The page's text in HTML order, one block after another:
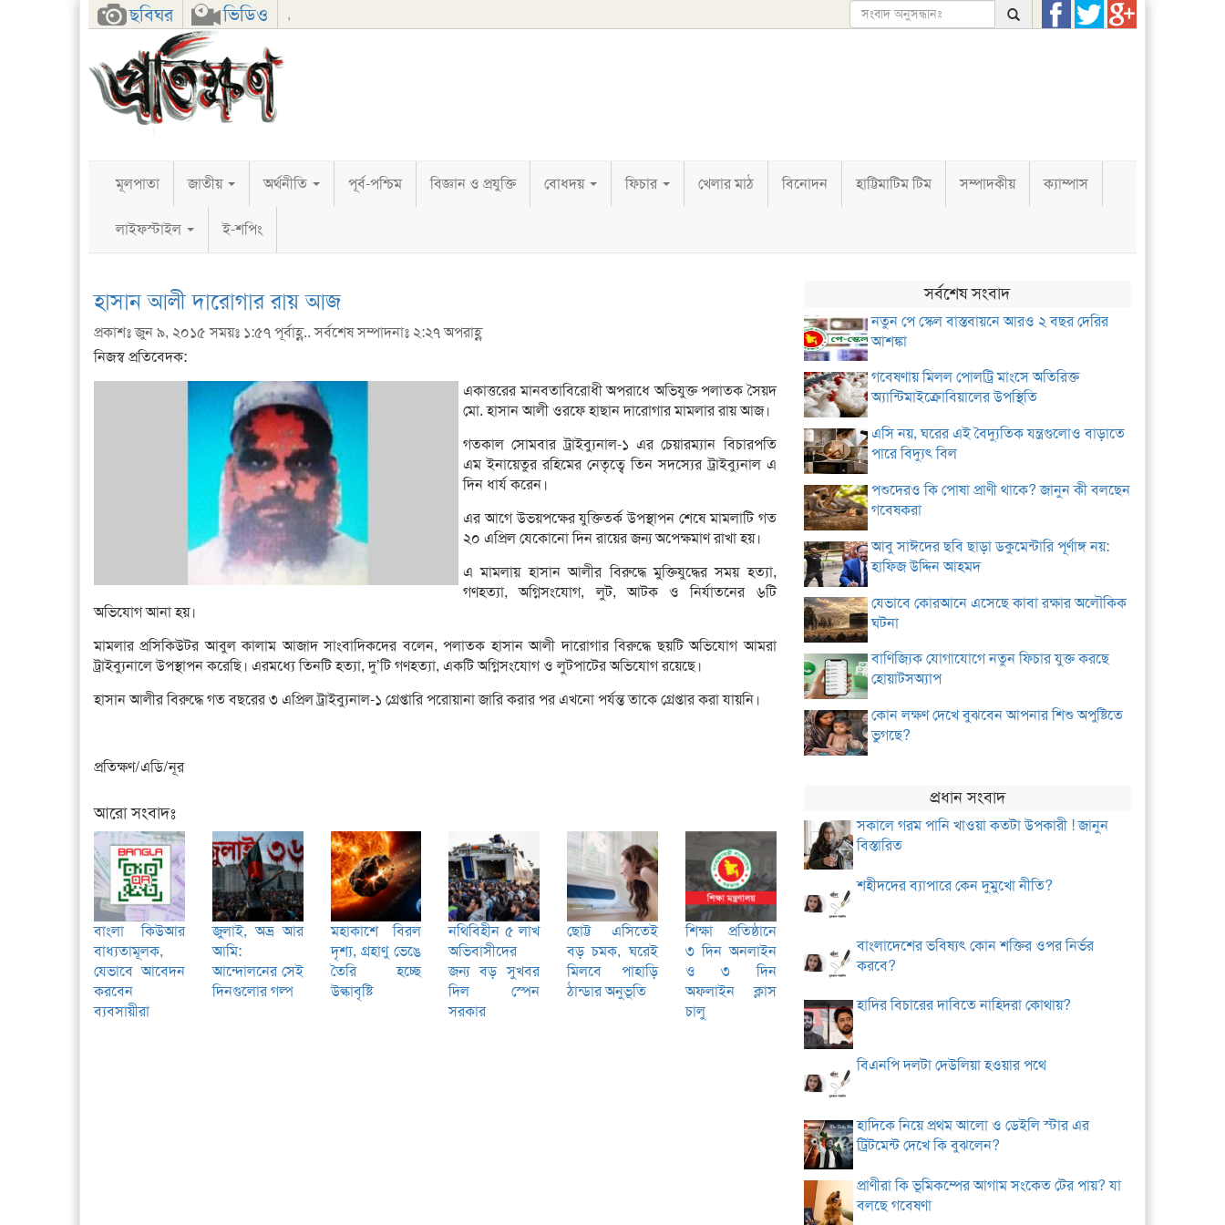
ছবিঘর ভিডিও ,
FacebookTwitterGoogle+
মূলপাতা জাতীয় অর্থনীতি পূর্ব-পশ্চিম বিজ্ঞান ও প্রযুক্তি বোধদয় ফিচার খেলার মাঠ বিনোদন হাট্টিমাটিম টিম সম্পাদকীয় ক্যাম্পাস
লাইফস্টাইল ই-শপিং
হাসান আলী দারোগার রায় আজ
প্রকাশঃ জুন ৯, ২০১৫ সময়ঃ ১:৫৭ পূর্বাহ্ণ.. সর্বশেষ সম্পাদনাঃ ২:২৭ অপরাহ্ণ
নিজস্ব প্রতিবেদক:
একাত্তরের মানবতাবিরোধী অপরাধে অভিযুক্ত পলাতক সৈয়দ
মো. হাসান আলী ওরফে হাছান দারোগার মামলার রায় আজ।
গতকাল সোমবার ট্রাইব্যুনাল-১ এর চেয়ারম্যান বিচারপতি
এম ইনায়েতুর রহিমের নেতৃত্বে তিন সদস্যের ট্রাইব্যুনাল এ
দিন ধার্য করেন।
এর আগে উভয়পক্ষের যুক্তিতর্ক উপস্থাপন শেষে মামলাটি গত
২০ এপ্রিল যেকোনো দিন রায়ের জন্য অপেক্ষমাণ রাখা হয়।
এ মামলায় হাসান আলীর বিরুদ্ধে মুক্তিযুদ্ধের সময় হত্যা,
গণহত্যা, অগ্নিসংযোগ, লুট, আটক ও নির্যাতনের ৬টি
অভিযোগ আনা হয়।
মামলার প্রসিকিউটর আবুল কালাম আজাদ সাংবাদিকদের বলেন, পলাতক হাসান আলী দারোগার বিরুদ্ধে ছয়টি অভিযোগ আমরা
ট্রাইব্যুনালে উপস্থাপন করেছি। এরমধ্যে তিনটি হত্যা, দু’টি গণহত্যা, একটি অগ্নিসংযোগ ও লুটপাটের অভিযোগ রয়েছে।
হাসান আলীর বিরুদ্ধে গত বছরের ৩ এপ্রিল ট্রাইব্যুনাল-১ গ্রেপ্তারি পরোয়ানা জারি করার পর এখনো পর্যন্ত তাকে গ্রেপ্তার করা যায়নি।
প্রতিক্ষণ/এডি/নূর
আরো সংবাদঃ
বাংলা কিউআর
বাধ্যতামূলক,
যেভাবে আবেদন
করবেন
ব্যবসায়ীরা
জুলাই, অভ্র আর
আমি:
আন্দোলনের সেই
দিনগুলোর গল্প
মহাকাশে বিরল
দৃশ্য, গ্রহাণু ভেঙে
তৈরি হচ্ছে
উল্কাবৃষ্টি
নথিবিহীন ৫ লাখ
অভিবাসীদের
জন্য বড় সুখবর
দিল স্পেন
সরকার
ছোট্ট এসিতেই
বড় চমক, ঘরেই
মিলবে পাহাড়ি
ঠান্ডার অনুভূতি
শিক্ষা প্রতিষ্ঠানে
৩ দিন অনলাইন
ও ৩ দিন
অফলাইন ক্লাস
চালু
সর্বশেষ সংবাদ
নতুন পে স্কেল বাস্তবায়নে আরও ২ বছর দেরির
আশঙ্কা
গবেষণায় মিলল পোলট্রি মাংসে অতিরিক্ত
অ্যান্টিমাইক্রোবিয়ালের উপস্থিতি
এসি নয়, ঘরের এই বৈদ্যুতিক যন্ত্রগুলোও বাড়াতে
পারে বিদ্যুৎ বিল
পশুদেরও কি পোষা প্রাণী থাকে? জানুন কী বলছেন
গবেষকরা
আবু সাঈদের ছবি ছাড়া ডকুমেন্টারি পূর্ণাঙ্গ নয়:
হাফিজ উদ্দিন আহমদ
যেভাবে কোরআনে এসেছে কাবা রক্ষার অলৌকিক
ঘটনা
বাণিজ্যিক যোগাযোগে নতুন ফিচার যুক্ত করছে
হোয়াটসঅ্যাপ
কোন লক্ষণ দেখে বুঝবেন আপনার শিশু অপুষ্টিতে
ভুগছে?
প্রধান সংবাদ
সকালে গরম পানি খাওয়া কতটা উপকারী ! জানুন
বিস্তারিত
শহীদদের ব্যাপারে কেন দুমুখো নীতি?
বাংলাদেশের ভবিষ্যৎ কোন শক্তির ওপর নির্ভর
করবে?
হাদির বিচারের দাবিতে নাহিদরা কোথায়?
বিএনপি দলটা দেউলিয়া হওয়ার পথে
হাদিকে নিয়ে প্রথম আলো ও ডেইলি স্টার এর
ট্রিটমেন্ট দেখে কি বুঝলেন?
প্রাণীরা কি ভূমিকম্পের আগাম সংকেত টের পায়? যা
বলছে গবেষণা